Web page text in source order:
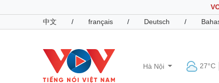
中文
/ français / Deutsch /
Hà Nội 27°C